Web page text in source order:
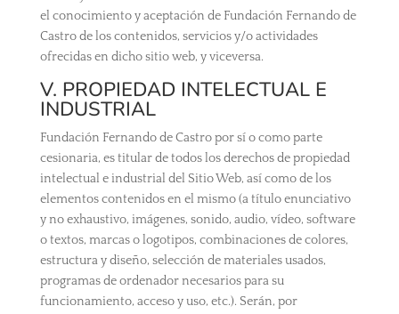
el conocimiento y aceptación de Fundación Fernando de
Castro de los contenidos, servicios y/o actividades
ofrecidas en dicho sitio web, y viceversa.
V. PROPIEDAD INTELECTUAL E
INDUSTRIAL
Fundación Fernando de Castro por sí o como parte
cesionaria, es titular de todos los derechos de propiedad
intelectual e industrial del Sitio Web, así como de los
elementos contenidos en el mismo (a título enunciativo
y no exhaustivo, imágenes, sonido, audio, vídeo, software
o textos, marcas o logotipos, combinaciones de colores,
estructura y diseño, selección de materiales usados,
programas de ordenador necesarios para su
funcionamiento, acceso y uso, etc.). Serán, por